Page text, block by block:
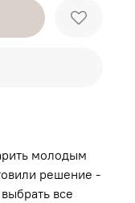
молодым
решение -
все